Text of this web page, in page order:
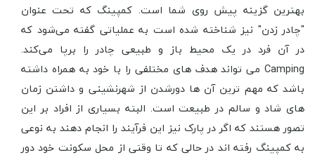
بهترین گزینه پیش روی شما است. کمپینگ که تحت عنوان
"چادر زدن" نیز شناخته شده است به عملیاتی گفته می‌شود که
در آن فرد در یک محیط باز و طبیعی چادر را برپا می‌کند.
Camping می تواند هدف های مختلفی را با خود به همراه داشته
باشد که مهم ترین آن ها دورشدن از شهرنشینی و داشتن زمان
های شاد و سالم در طبیعت است. البته بسیاری از افراد بر این
تصور هستند که اگر در پارک نیز این فرآیند را انجام دهند به نوعی
به کمپینگ رفته اند در حالی که تا وقتی از محل سکونت خود دور